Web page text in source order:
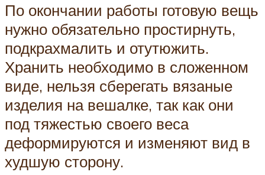
По окончании работы готовую вещь
нужно обязательно простирнуть,
подкрахмалить и отутюжить.
Хранить необходимо в сложенном
виде, нельзя сберегать вязаные
изделия на вешалке, так как они
под тяжестью своего веса
деформируются и изменяют вид в
худшую сторону.